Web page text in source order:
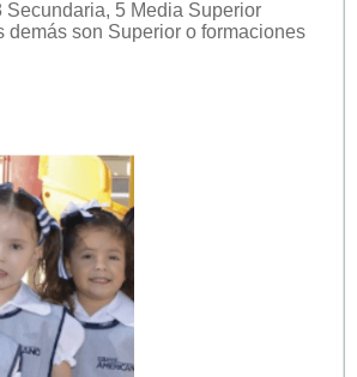
Secundaria, 5 Media Superior
demás son Superior o formaciones